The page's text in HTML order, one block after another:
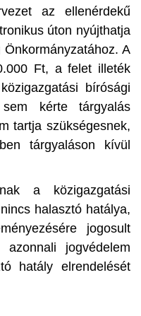
az ellenérdekű
úton nyújthatja
A
Ft, a felet illeték
bírósági
kérte tárgyalás
tartja szükségesnek,
tárgyaláson kívül
a közigazgatási
halasztó hatálya,
jogosult
jogvédelem
hatály elrendelését